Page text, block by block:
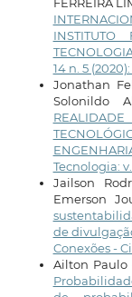
14 n. 5
Jonathan
Solonildo
Tecnologia: v.
Jailson
Emerson
de
Conexões -
Ailton Paulo